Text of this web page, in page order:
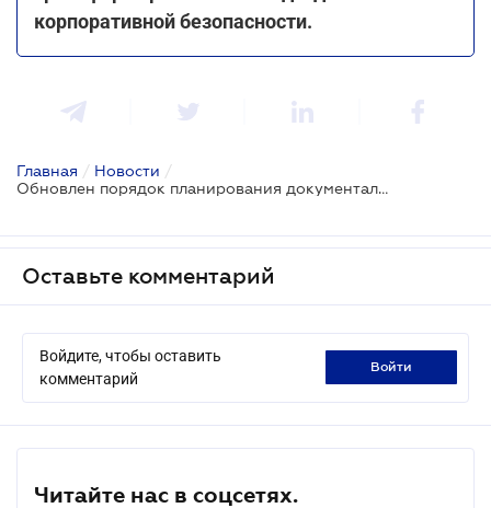
корпоративной безопасности.
Главная / Новости /
Обновлен порядок планирования документальных выездных проверок таможенными органами
Оставьте комментарий
Войдите, чтобы оставить
комментарий
войти
Читайте нас в соцсетях.